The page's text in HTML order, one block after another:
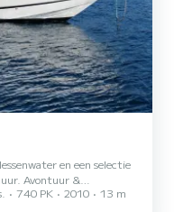
en een selectie
&
Zee willen
740 PK 2010 13 m